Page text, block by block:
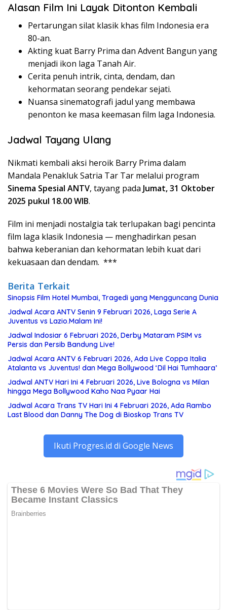
Alasan Film Ini Layak Ditonton Kembali
Pertarungan silat klasik khas film Indonesia era
80-an.
Akting kuat Barry Prima dan Advent Bangun yang
menjadi ikon laga Tanah Air.
Cerita penuh intrik, cinta, dendam, dan
kehormatan seorang pendekarsejati.
Nuansa sinematografi jadul yang membawa
penonton ke masa keemasan film laga Indonesia.
Jadwal Tayang Ulang
Nikmati kembali aksi heroik Barry Prima dalam
Mandala PenaklukSatria Tar Tar melalui program
Sinema Spesial ANTV, tayang pada Jumat, 31 Oktober
2025 pukul 18.00 WIB.
Film ini menjadi nostalgia takterlupakan bagi pencinta
film laga klasik Indonesia — menghadirkan pesan
bahwa keberanian dan kehormatan lebih kuatdari
kekuasaan dan dendam. ***
Berita Terkait
Sinopsis Film Hotel Mumbai, Tragedi yang Mengguncang Dunia
Jadwal Acara ANTV Senin 9 Februari 2026, Laga Serie A
Juventus vs Lazio.Malam Ini!
Jadwal Indosiar 6 Februari 2026, Derby Mataram PSIM vs
Persis dan Persib Bandung Live!
Jadwal Acara ANTV 6 Februari 2026, Ada Live Coppa Italia
Atalanta vs Juventus! dan Mega Bollywood ‘Dil Hai Tumhaara’
Jadwal ANTV Hari Ini 4 Februari 2026, Live Bologna vs Milan
hingga Mega Bollywood Kaho Naa Pyaar Hai
Jadwal Acara Trans TV Hari Ini 4 Februari 2026, Ada Rambo
Last Blood dan Danny The Dog di Bioskop Trans TV
Ikuti Progres.id di Google News